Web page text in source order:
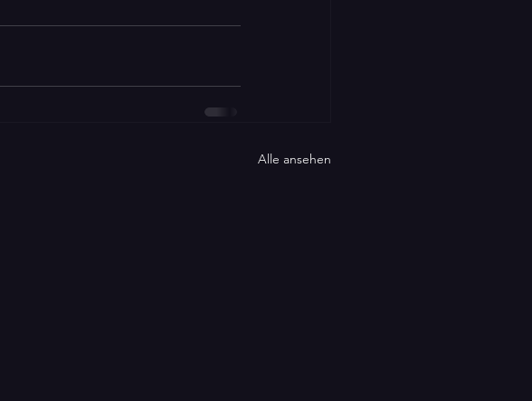
Alle ansehen